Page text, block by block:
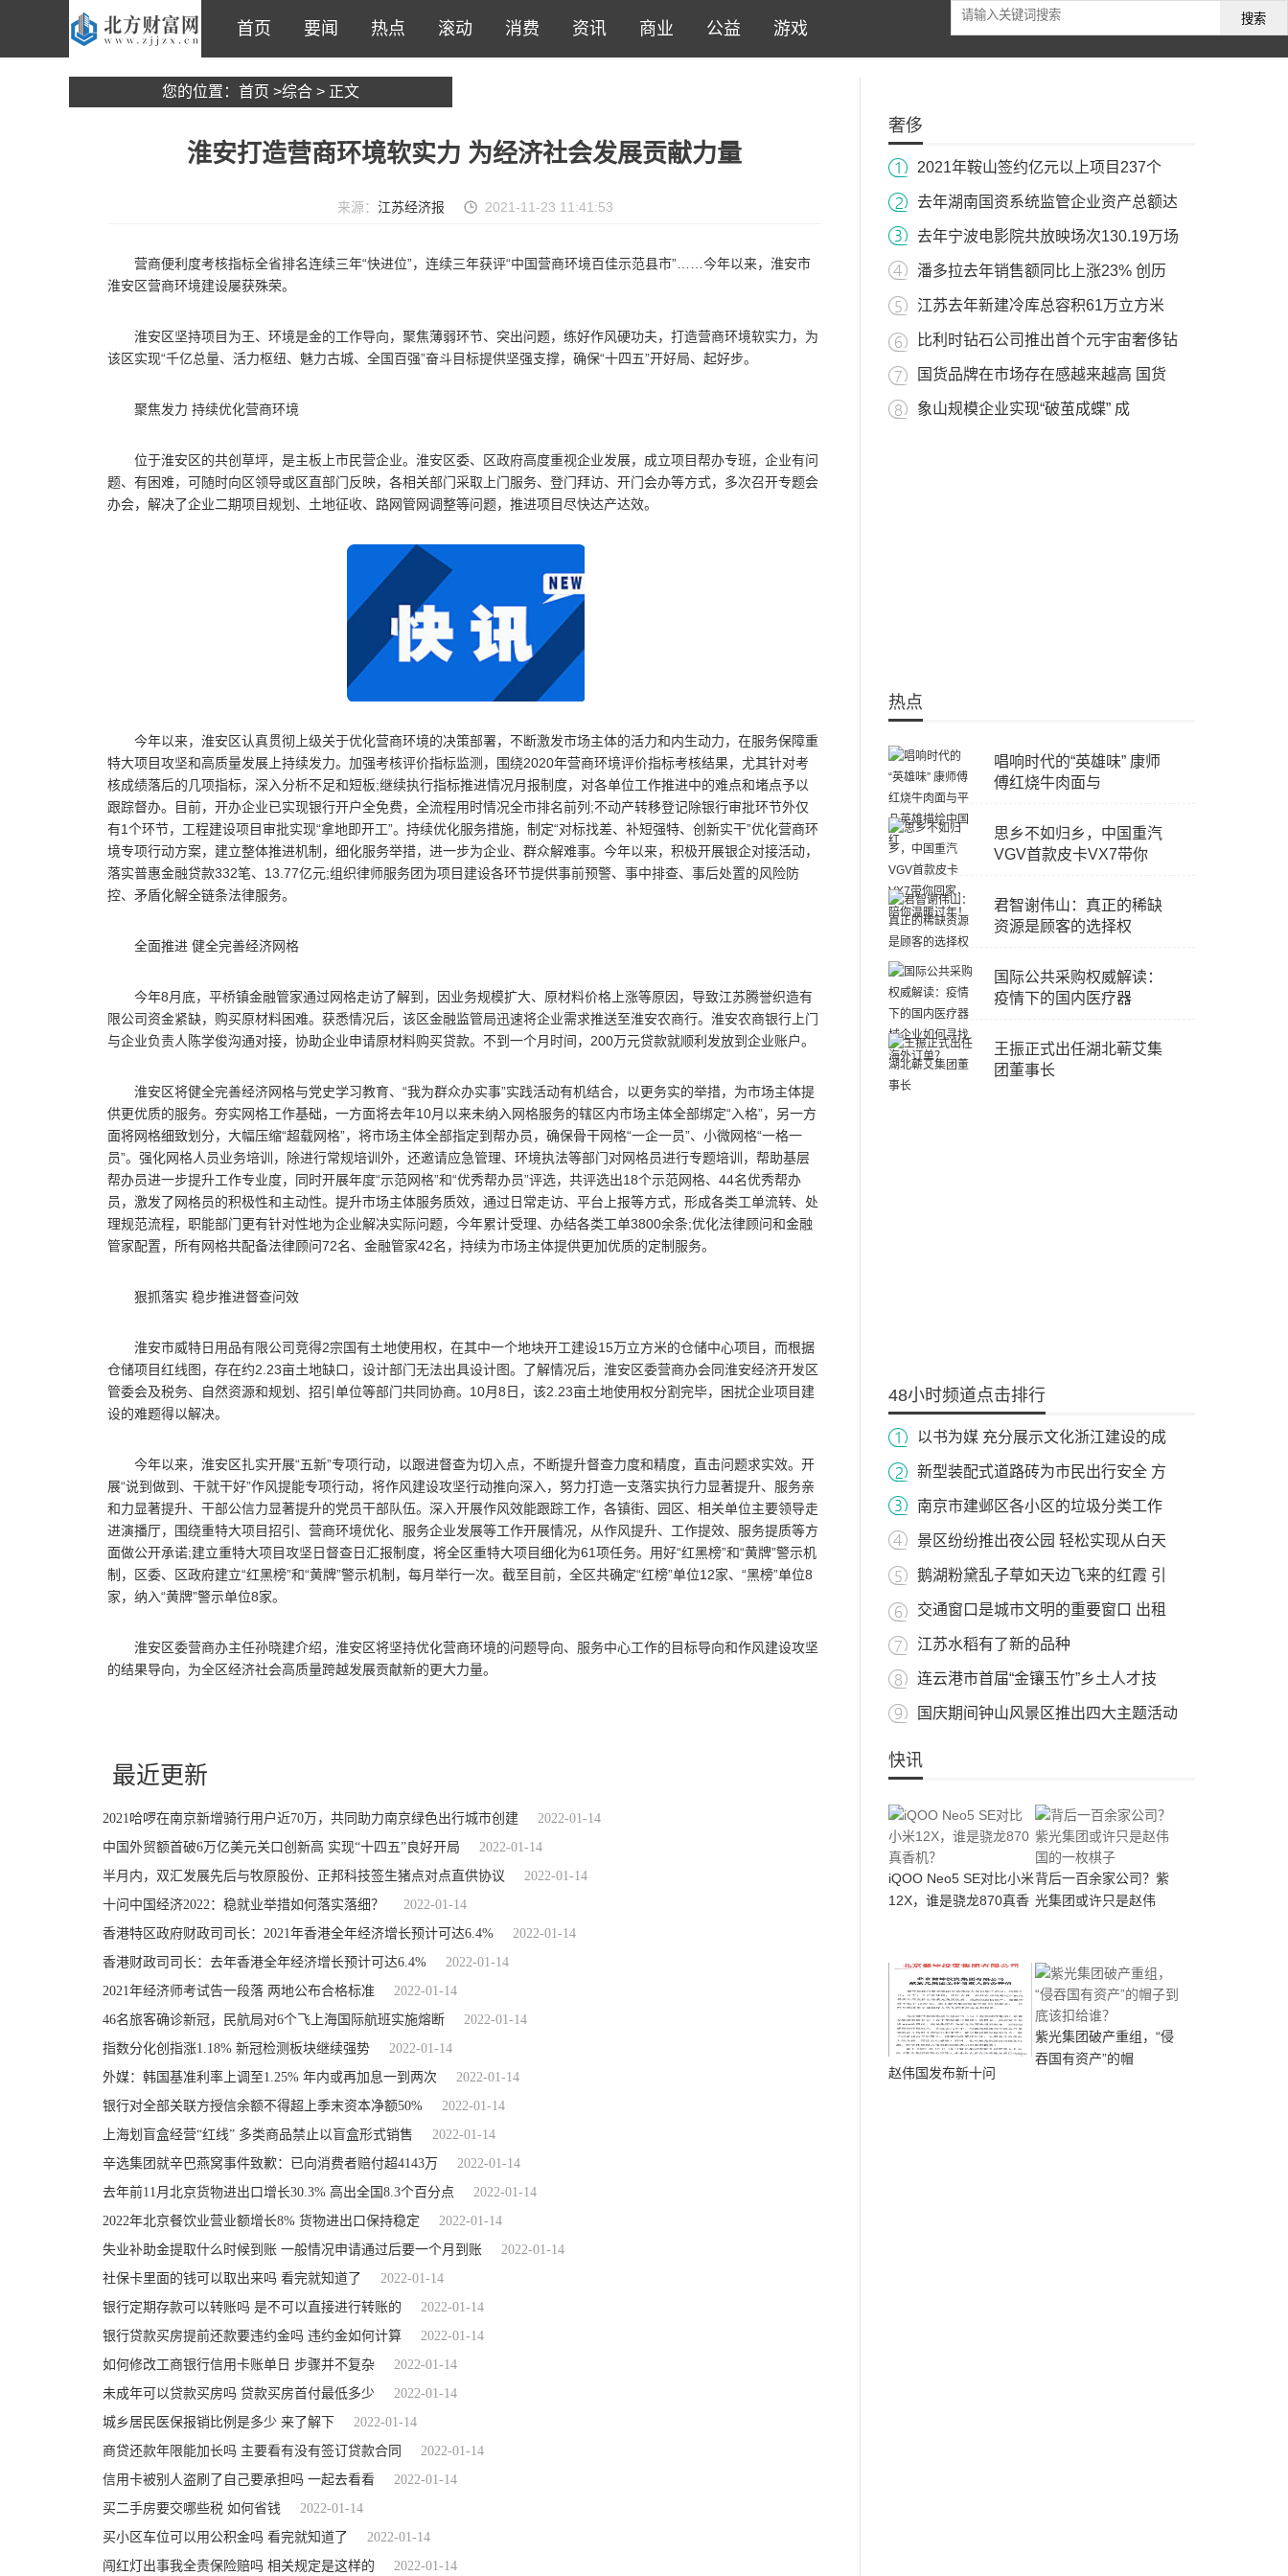
首页 要闻 热点 滚动 消费 资讯 商业 公益 游戏
搜索
您的位置： 首页 >综合 > 正文
淮安打造营商环境软实力 为经济社会发展贡献力量
来源： 江苏经济报 2021-11-23 11:41:53
营商便利度考核指标全省排名连续三年“快进位”，连续三年获评“中国营商环境百佳示范县市”……今年以来，淮安市
淮安区营商环境建设屡获殊荣。
淮安区坚持项目为王、环境是金的工作导向，聚焦薄弱环节、突出问题，练好作风硬功夫，打造营商环境软实力，为
该区实现“千亿总量、活力枢纽、魅力古城、全国百强”奋斗目标提供坚强支撑，确保“十四五”开好局、起好步。
聚焦发力 持续优化营商环境
位于淮安区的共创草坪，是主板上市民营企业。淮安区委、区政府高度重视企业发展，成立项目帮办专班，企业有问
题、有困难，可随时向区领导或区直部门反映，各相关部门采取上门服务、登门拜访、开门会办等方式，多次召开专题会
办会，解决了企业二期项目规划、土地征收、路网管网调整等问题，推进项目尽快达产达效。
今年以来，淮安区认真贯彻上级关于优化营商环境的决策部署，不断激发市场主体的活力和内生动力，在服务保障重
特大项目攻坚和高质量发展上持续发力。加强考核评价指标监测，围绕2020年营商环境评价指标考核结果，尤其针对考
核成绩落后的几项指标，深入分析不足和短板;继续执行指标推进情况月报制度，对各单位工作推进中的难点和堵点予以
跟踪督办。目前，开办企业已实现银行开户全免费，全流程用时情况全市排名前列;不动产转移登记除银行审批环节外仅
有1个环节，工程建设项目审批实现“拿地即开工”。持续优化服务措施，制定“对标找差、补短强特、创新实干”优化营商环
境专项行动方案，建立整体推进机制，细化服务举措，进一步为企业、群众解难事。今年以来，积极开展银企对接活动，
落实普惠金融贷款332笔、13.77亿元;组织律师服务团为项目建设各环节提供事前预警、事中排查、事后处置的风险防
控、矛盾化解全链条法律服务。
全面推进 健全完善经济网格
今年8月底， 平桥镇金融管家通过网格走访了解到，因业务规模扩大、原材料价格上涨等原因，导致江苏腾誉织造有
限公司资金紧缺，购买原材料困难。获悉情况后，该区金融监管局迅速将企业需求推送至淮安农商行。淮安农商银行上门
与企业负责人陈学俊沟通对接，协助企业申请原材料购买贷款。不到一个月时间，200万元贷款就顺利发放到企业账户。
淮安区将健全完善经济网格与党史学习教育、“我为群众办实事”实践活动有机结合，以更务实的举措，为市场主体提
供更优质的服务。夯实网格工作基础，一方面将去年10月以来未纳入网格服务的辖区内市场主体全部绑定“入格”，另一方
面将网格细致划分，大幅压缩“超载网格”，将市场主体全部指定到帮办员，确保骨干网格“一企一员”、小微网格“一格一
员”。强化网格人员业务培训，除进行常规培训外，还邀请应急管理、环境执法等部门对网格员进行专题培训，帮助基层
帮办员进一步提升工作专业度，同时开展年度“示范网格”和“优秀帮办员”评选，共评选出18个示范网格、44名优秀帮办
员，激发了网格员的积极性和主动性。提升市场主体服务质效，通过日常走访、 平台上报等方式，形成各类工单流转、处
理规范流程，职能部门更有针对性地为企业解决实际问题，今年累计受理、办结各类工单3800余条;优化法律顾问和金融
管家配置，所有网格共配备法律顾问72名、 金融管家42名，持续为市场主体提供更加优质的定制服务。
狠抓落实 稳步推进督查问效
淮安市威特日用品有限公司竞得2宗国有土地使用权，在其中一个地块开工建设15万立方米的仓储中心项目，而根据
仓储项目红线图，存在约2.23亩土地缺口，设计部门无法出具设计图。了解情况后，淮安区委营商办会同淮安经济开发区
管委会及税务、自然资源和规划、招引单位等部门共同协商。10月8日，该2.23亩土地使用权分割完毕，困扰企业项目建
设的难题得以解决。
今年以来，淮安区扎实开展“五新”专项行动，以跟进督查为切入点，不断提升督查力度和精度，直击问题求实效。开
展“说到做到、干就干好”作风提能专项行动，将作风建设攻坚行动推向深入，努力打造一支落实执行力显著提升、服务亲
和力显著提升、干部公信力显著提升的党员干部队伍。深入开展作风效能跟踪工作，各镇街、园区、相关单位主要领导走
进演播厅，围绕重特大项目招引、营商环境优化、服务企业发展等工作开展情况，从作风提升、工作提效、服务提质等方
面做公开承诺;建立重特大项目攻坚日督查日汇报制度，将全区重特大项目细化为61项任务。用好“红黑榜”和“黄牌”警示机
制，区委、区政府建立“红黑榜”和“黄牌”警示机制，每月举行一次。截至目前，全区共确定“红榜”单位12家、“黑榜”单位8
家，纳入“黄牌”警示单位8家。
淮安区委营商办主任孙晓建介绍，淮安区将坚持优化营商环境的问题导向、服务中心工作的目标导向和作风建设攻坚
的结果导向，为全区经济社会高质量跨越发展贡献新的更大力量。
最近更新
2021哈啰在南京新增骑行用户近70万，共同助力南京绿色出行城市创建
2022-01-14
中国外贸额首破6万亿美元关口创新高 实现“十四五”良好开局
2022-01-14
半月内，双汇发展先后与牧原股份、正邦科技签生猪点对点直供协议
2022-01-14
十问中国经济2022：稳就业举措如何落实落细？
2022-01-14
香港特区政府财政司司长：2021年香港全年经济增长预计可达6.4%
2022-01-14
香港财政司司长：去年香港全年经济增长预计可达6.4%
2022-01-14
2021年经济师考试告一段落 两地公布合格标准
2022-01-14
46名旅客确诊新冠，民航局对6个飞上海国际航班实施熔断
2022-01-14
指数分化创指涨1.18% 新冠检测板块继续强势
2022-01-14
外媒：韩国基准利率上调至1.25% 年内或再加息一到两次
2022-01-14
银行对全部关联方授信余额不得超上季末资本净额50%
2022-01-14
上海划盲盒经营“红线” 多类商品禁止以盲盒形式销售
2022-01-14
辛选集团就辛巴燕窝事件致歉：已向消费者赔付超4143万
2022-01-14
去年前11月北京货物进出口增长30.3% 高出全国8.3个百分点
2022-01-14
2022年北京餐饮业营业额增长8% 货物进出口保持稳定
2022-01-14
失业补助金提取什么时候到账 一般情况申请通过后要一个月到账
2022-01-14
社保卡里面的钱可以取出来吗 看完就知道了
2022-01-14
银行定期存款可以转账吗 是不可以直接进行转账的
2022-01-14
银行贷款买房提前还款要违约金吗 违约金如何计算
2022-01-14
如何修改工商银行信用卡账单日 步骤并不复杂
2022-01-14
未成年可以贷款买房吗 贷款买房首付最低多少
2022-01-14
城乡居民医保报销比例是多少 来了解下
2022-01-14
商贷还款年限能加长吗 主要看有没有签订贷款合同
2022-01-14
信用卡被别人盗刷了自己要承担吗 一起去看看
2022-01-14
买二手房要交哪些税 如何省钱
2022-01-14
买小区车位可以用公积金吗 看完就知道了
2022-01-14
闯红灯出事我全责保险赔吗 相关规定是这样的
2022-01-14
奢侈
2021年鞍山签约亿元以上项目237个
去年湖南国资系统监管企业资产总额达
去年宁波电影院共放映场次130.19万场
潘多拉去年销售额同比上涨23% 创历
江苏去年新建冷库总容积61万立方米
比利时钻石公司推出首个元宇宙奢侈钻
国货品牌在市场存在感越来越高 国货
象山规模企业实现“破茧成蝶” 成
热点
唱响时代的“英雄味” 康师
傅红烧牛肉面与
思乡不如归乡，中国重汽
VGV首款皮卡VX7带你
君智谢伟山：真正的稀缺
资源是顾客的选择权
国际公共采购权威解读：
疫情下的国内医疗器
王振正式出任湖北蕲艾集
团董事长
48小时频道点击排行
以书为媒 充分展示文化浙江建设的成
新型装配式道路砖为市民出行安全 方
南京市建邺区各小区的垃圾分类工作
景区纷纷推出夜公园 轻松实现从白天
鹅湖粉黛乱子草如天边飞来的红霞 引
交通窗口是城市文明的重要窗口 出租
江苏水稻有了新的品种
连云港市首届“金镶玉竹”乡土人才技
国庆期间钟山风景区推出四大主题活动
快讯
iQOO Neo5 SE对比小米
12X，谁是骁龙870真香
背后一百余家公司？紫
光集团或许只是赵伟
赵伟国发布新十问
紫光集团破产重组，“侵
吞国有资产”的帽